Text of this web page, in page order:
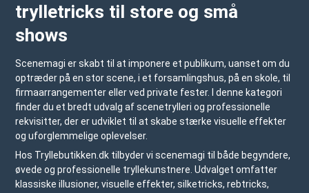
trylletricks til store og små
shows
Scenemagi er skabt til at imponere et publikum, uanset om du
optræder på en stor scene, i et forsamlingshus, på en skole, til
firmaarrangementer eller ved private fester. I denne kategori
finder du et bredt udvalg af scenetrylleri og professionelle
rekvisitter, der er udviklet til at skabe stærke visuelle effekter
og uforglemmelige oplevelser.
Hos Tryllebutikken.dk tilbyder vi scenemagi til både begyndere,
øvede og professionelle tryllekunstnere. Udvalget omfatter
klassiske illusioner, visuelle effekter, silketricks, rebtricks,